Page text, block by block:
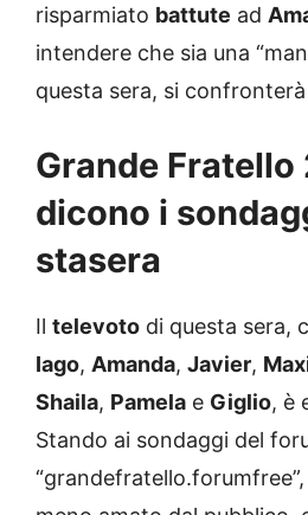
risparmiato battute ad
intendere che sia una
questa sera, si confronterà
Grande
dicono i
stasera
Il televoto di questa sera,
Iago, Amanda, Javier,
Shaila, Pamela e Giglio, è
Stando ai sondaggi del